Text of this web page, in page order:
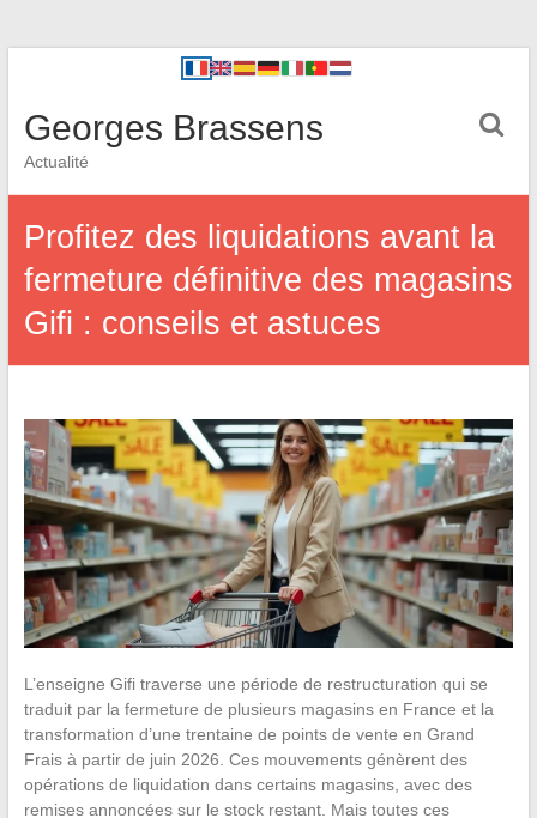
Georges Brassens
Actualité
Profitez des liquidations avant la
fermeture définitive des magasins
Gifi : conseils et astuces
L’enseigne Gifi traverse une période de restructuration qui se
traduit par la fermeture de plusieurs magasins en France et la
transformation d’une trentaine de points de vente en Grand
Frais à partir de juin 2026. Ces mouvements génèrent des
opérations de liquidation dans certains magasins, avec des
remises annoncées sur le stock restant. Mais toutes ces